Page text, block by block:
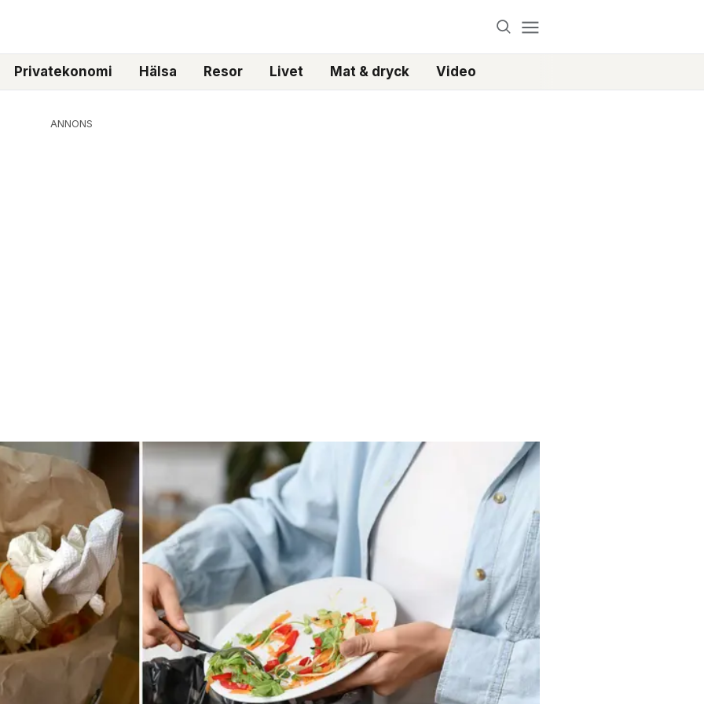
Privatekonomi Hälsa Resor Livet Mat & dryck Video
ANNONS